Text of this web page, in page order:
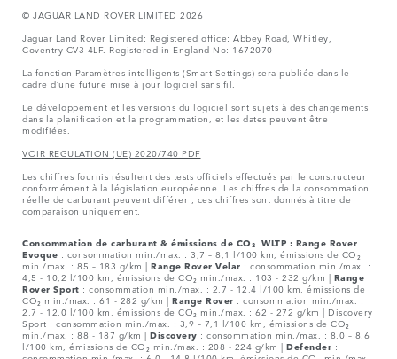
© JAGUAR LAND ROVER LIMITED 2026
Jaguar Land Rover Limited: Registered office: Abbey Road, Whitley,
Coventry CV3 4LF. Registered in England No: 1672070
La fonction Paramètres intelligents (Smart Settings) sera publiée dans le
cadre d’une future mise à jour logiciel sans fil.
Le développement et les versions du logiciel sont sujets à des changements
dans la planification et la programmation, et les dates peuvent être
modifiées.
VOIR REGULATION (UE) 2020/740 PDF
Les chiffres fournis résultent des tests officiels effectués par le constructeur
conformément à la législation européenne. Les chiffres de la consommation
réelle de carburant peuvent différer ; ces chiffres sont donnés à titre de
comparaison uniquement.
Consommation de carburant & émissions de CO₂ WLTP : Range Rover
Evoque : consommation min./max. : 3,7 – 8,1 l/100 km, émissions de CO₂
min./max. : 85 – 183 g/km | Range Rover Velar : consommation min./max. :
4,5 - 10,2 l/100 km, émissions de CO₂ min./max. : 103 - 232 g/km | Range
Rover Sport : consommation min./max. : 2,7 - 12,4 l/100 km, émissions de
CO₂ min./max. : 61 - 282 g/km | Range Rover : consommation min./max. :
2,7 - 12,0 l/100 km, émissions de CO₂ min./max. : 62 - 272 g/km | Discovery
Sport : consommation min./max. : 3,9 – 7,1 l/100 km, émissions de CO₂
min./max. : 88 - 187 g/km | Discovery : consommation min./max. : 8,0 – 8,6
l/100 km, émissions de CO₂ min./max. : 208 - 224 g/km | Defender :